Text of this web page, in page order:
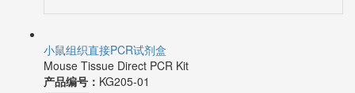
小鼠组织直接PCR试剂盒
Mouse Tissue Direct PCR Kit
产品编号： KG205-01